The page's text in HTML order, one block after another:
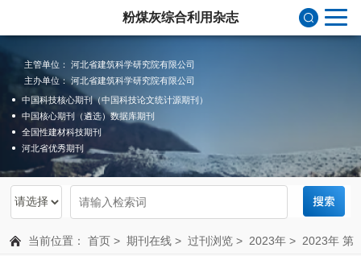
粉煤灰综合利用杂志
主管单位： 河北省建筑科学研究院有限公司
主办单位： 河北省建筑科学研究院有限公司
中国科技核心期刊（中国科技论文统计源期刊）
中国核心期刊（遴选）数据库期刊
全国性建材科技期刊
河北省优秀期刊
当前位置： 首页 > 期刊在线 > 过刊浏览 > 2023年 > 2023年 第